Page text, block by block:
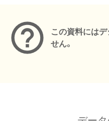
この資料には
せん。